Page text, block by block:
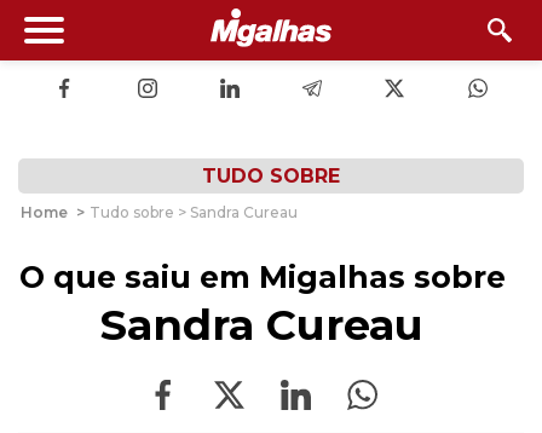
TUDO SOBRE
Home > Tudo sobre > Sandra Cureau
O que saiu em Migalhas sobre
Sandra Cureau